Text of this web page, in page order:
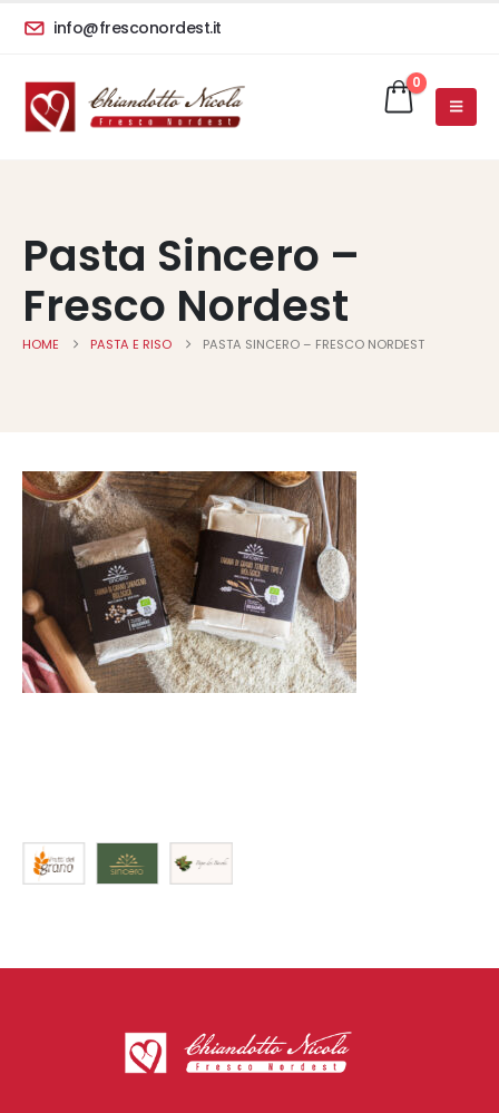
info@fresconordest.it
0
Pasta Sincero –
Fresco Nordest
HOME PASTA E RISO PASTA SINCERO – FRESCO NORDEST